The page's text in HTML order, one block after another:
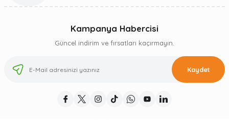
Kampanya Habercisi
Güncel indirim ve fırsatları kaçırmayın.
Kaydet